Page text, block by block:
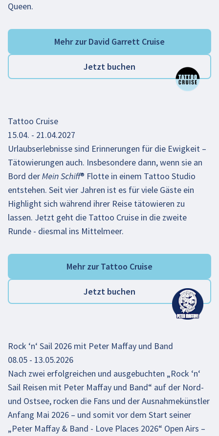
Queen.
Jetzt buchen
Mehr zur David Garrett Cruise
Tattoo Cruise
15.04. - 21.04.2027
Urlaubserlebnisse sind Erinnerungen für die Ewigkeit –
Tätowierungen auch. Insbesondere dann, wenn sie an
Bord der Mein Schiff® Flotte in einem Tattoo Studio
entstehen. Seit vier Jahren ist es für viele Gäste ein
Highlight sich während ihrer Reise tätowieren zu
lassen. Jetzt geht die Tattoo Cruise in die zweite
Runde - diesmal ins Mittelmeer.
Jetzt buchen
Mehr zur Tattoo Cruise
Rock ‘n‘ Sail 2026 mit Peter Maffay und Band
08.05 - 13.05.2026
Nach zwei erfolgreichen und ausgebuchten „Rock ‘n‘
Sail Reisen mit Peter Maffay und Band“ auf der Nord-
und Ostsee, rocken die Fans und der Ausnahmekünstler
Anfang Mai 2026 – und somit vor dem Start seiner
„Peter Maffay & Band - Love Places 2026“ Open Airs –